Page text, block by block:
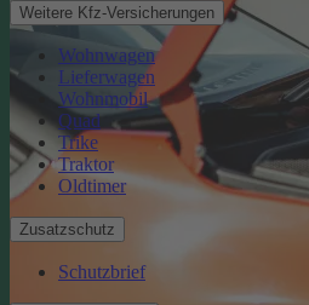
Weitere Kfz-Versicherungen
Wohnwagen
Lieferwagen
Wohnmobil
Quad
Trike
Traktor
Oldtimer
Zusatzschutz
Schutzbrief